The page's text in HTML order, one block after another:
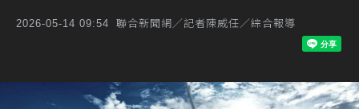
2026-05-14 09:54 聯合新聞網／記者陳威任／綜合報導